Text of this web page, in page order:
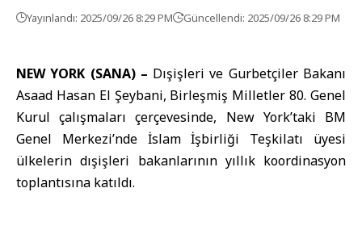
Yayınlandı: 2025/09/26 8:29 PM Güncellendi: 2025/09/26 8:29 PM
NEW YORK (SANA) – Dışişleri ve Gurbetçiler Bakanı
Asaad Hasan El Şeybani, Birleşmiş Milletler 80. Genel
Kurul çalışmaları çerçevesinde, New York’taki BM
Genel Merkezi’nde İslam İşbirliği Teşkilatı üyesi
ülkelerin dışişleri bakanlarının yıllık koordinasyon
toplantısına katıldı.